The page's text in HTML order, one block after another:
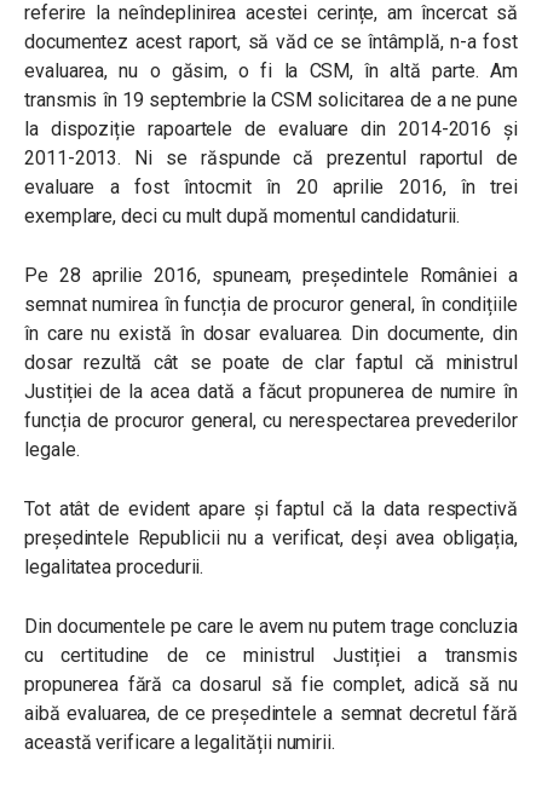
referire la neîndeplinirea acestei cerințe, am încercat să
documentez acest raport, să văd ce se întâmplă, n-a fost
evaluarea, nu o găsim, o fi la CSM, în altă parte. Am
transmis în 19 septembrie la CSM solicitarea de a ne pune
la dispoziție rapoartele de evaluare din 2014-2016 și
2011-2013. Ni se răspunde că prezentul raportul de
evaluare a fost întocmit în 20 aprilie 2016, în trei
exemplare, deci cu mult după momentul candidaturii.
Pe 28 aprilie 2016, spuneam, președintele României a
semnat numirea în funcția de procuror general, în condițiile
în care nu există în dosar evaluarea. Din documente, din
dosar rezultă cât se poate de clar faptul că ministrul
Justiției de la acea dată a făcut propunerea de numire în
funcția de procuror general, cu nerespectarea prevederilor
legale.
Tot atât de evident apare și faptul că la data respectivă
președintele Republicii nu a verificat, deși avea obligația,
legalitatea procedurii.
Din documentele pe care le avem nu putem trage concluzia
cu certitudine de ce ministrul Justiției a transmis
propunerea fără ca dosarul să fie complet, adică să nu
aibă evaluarea, de ce președintele a semnat decretul fără
această verificare a legalității numirii.